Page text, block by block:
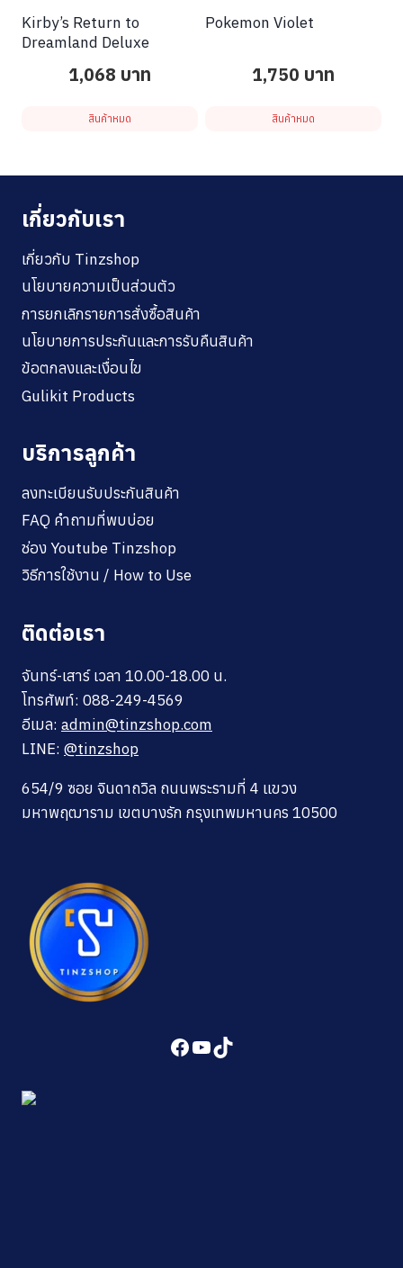
Kirby’s Return to
Dreamland Deluxe
1,068 บาท
สินค้าหมด
Pokemon Violet
1,750 บาท
สินค้าหมด
เกี่ยวกับเรา
เกี่ยวกับ Tinzshop
นโยบายความเป็นส่วนตัว
การยกเลิกรายการสั่งซื้อสินค้า
นโยบายการประกันและการรับคืนสินค้า
ข้อตกลงและเงื่อนไข
Gulikit Products
บริการลูกค้า
ลงทะเบียนรับประกันสินค้า
FAQ คำถามที่พบบ่อย
ช่อง Youtube Tinzshop
วิธีการใช้งาน / How to Use
ติดต่อเรา
จันทร์-เสาร์ เวลา 10.00-18.00 น.
โทรศัพท์: 088-249-4569
อีเมล: admin@tinzshop.com
LINE: @tinzshop
654/9 ซอย จินดาถวิล ถนนพระรามที่ 4 แขวง
มหาพฤฒาราม เขตบางรัก กรุงเทพมหานคร 10500
Facebook
YouTube
TikTok